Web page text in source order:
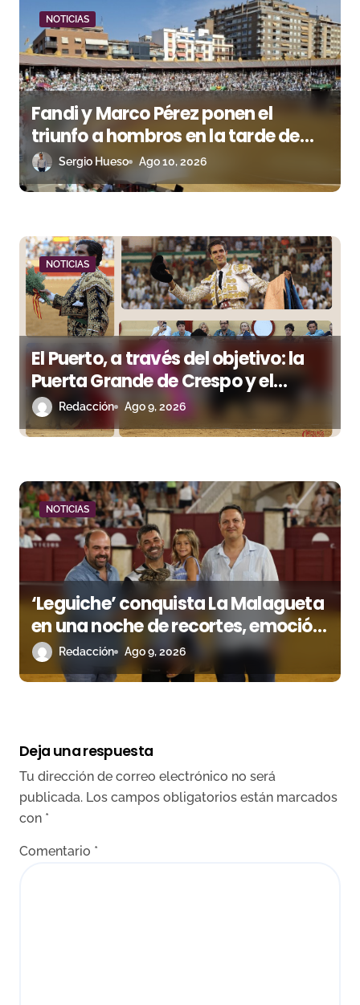
n
d
e
e
n
t
a
d
a
s
NOTICIAS
Fandi y Marco Pérez ponen el
triunfo a hombros en la tarde de
San Lorenzo
Sergio Hueso Ago 10, 2026
NOTICIAS
El Puerto, a través del objetivo: la
Puerta Grande de Crespo y el
aroma de Morante
Redacción Ago 9, 2026
NOTICIAS
‘Leguiche’ conquista La Malagueta
en una noche de recortes, emoción
y gran ambiente
Redacción Ago 9, 2026
Deja una respuesta
Tu dirección de correo electrónico no será
publicada. Los campos obligatorios están marcados
con *
Comentario *